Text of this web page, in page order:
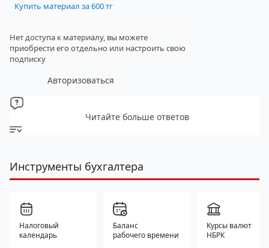
Купить материал за 600 тг
Нет доступа к материалу, вы можете
приобрести его отдельно или настроить свою
подписку
Авторизоваться
Читайте больше ответов
Инструменты бухгалтера
Налоговый
календарь
Баланс
рабочего времени
Курсы валют
НБРК